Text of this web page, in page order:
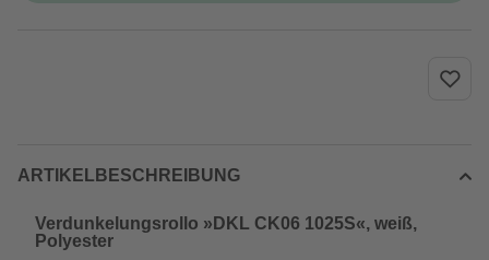
ARTIKELBESCHREIBUNG
Verdunkelungsrollo »DKL CK06 1025S«, weiß,
Polyester